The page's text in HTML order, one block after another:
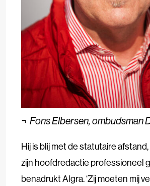
¬ Fons Elbersen, ombudsman
Hij is blij met de statutaire
zijn hoofdredactie professioneel
benadrukt Algra. ‘Zij moeten mij